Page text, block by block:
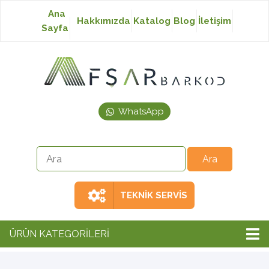
Baskısız Etiket
Japon Akmaz Yıkama
Ribon
Ana
Sayfa
Hakkımızda Katalog Blog İletişim
WhatsApp
TEKNİK SERVİS
ÜRÜN KATEGORİLERİ